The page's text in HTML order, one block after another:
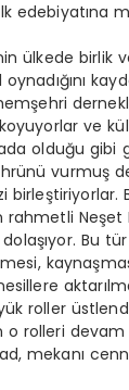
edebiyatına
ülkede birlik
ve
olduğu gibi
vurmuş
birleştiriyorlar.
Neşet
Bu
roller
o rolleri
mekanı